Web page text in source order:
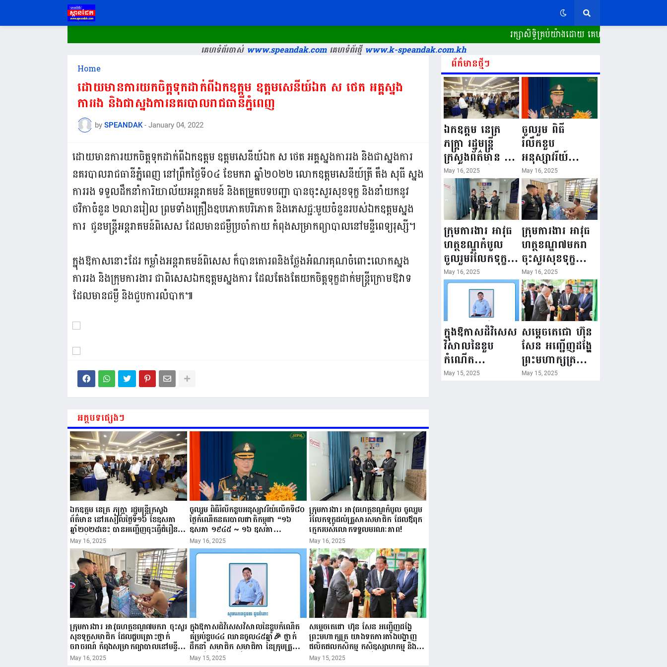
រក្សាសិទ្ធិគ្រប់យ៉ាងដោយ គេហទំព័រ ស្ពានដែក​
គេហទំព័រចាស់www.speandak.comគេហទំព័រថ្មីwww.k-speandak.com.kh
Home
ដោយមានការយកចិត្តទុកដាក់ពីឯកឧត្តម ឧត្តមសេនីយ៍ឯក ស ថេត អគ្គស្នង
ការរង និងជាស្នងការនគរបាលរាជធានីភ្នំពេញ
by SPEANDAK - January 04, 2022
ដោយមានការយកចិត្តទុកដាក់ពីឯកឧត្តម ឧត្តមសេនីយ៍ឯក ស ថេត អគ្គស្នងការរង និងជាស្នងការ
នគរបាលរាជធានីភ្នំពេញ នៅព្រឹកថ្ងៃទី០៤ ខែមករា ឆ្នាំ២០២២ លោកឧត្តមសេនីយ៍ត្រី តឹង សុធី ស្នង
ការរង ទទួលដឹកនាំការិយាល័យអន្តរាគមន៍ និងតម្រួតបទបញ្ជា បានចុះសួរសុខទុក្ខ និងនាំយកនូវ
ថវិកាចំនួន ២លានរៀល ព្រមទាំងគ្រឿងឧបភោគបរិភោគ និងភេសជ្ជ:មួយចំនួនរបស់ឯកឧត្តមស្នង
ការ ជូនមន្ត្រីអន្តរាគមន៍ពិសេស ដែលមានជម្ងឺប្រចាំកាយ កំពុងសម្រាកព្យាបាលនៅមន្ទីពេទ្យរុស្សី។
ក្នុងឱកាសនោះដែរ កម្លាំងអន្តរាគមន៍ពិសេស ក៏បានគោរពនិងថ្លែងអំណរគុណចំពោះលោកស្នង
ការរង និងក្រុមការងារ ជាពិសេសឯកឧត្តមស្នងការ ដែលតែងតែយកចិត្តទុក្ខដាក់មន្ត្រីក្រោមឱវាទ
ដែលមានជម្ងឺ និងជួបការលំបាក៕
អត្ថបទផ្សេងៗ
ឯកឧត្តម នេត្រ ភក្ត្រា រដ្ឋមន្ត្រីក្រសួង
ព័ត៌មាន នៅរសៀលថ្ងៃទី១៦ ខែឧសភា
ឆ្នាំ២០២៥នេះ បានអញ្ជើញចុះធ្វើជំរឿន
ថ្នាក់ដឹកនាំមន្ត្រីរាជការស៉ីវិល នៃក្រសួង
ព័ត៌មាន...
May 16, 2025
ចូលរួម ពិធីរំលឹកខួបអនុស្សាវរីយ៍លើកទី៨០
ថ្ងៃកំណើតនគរបាលជាតិកម្ពុជា “១៦
ឧសភា ១៩៤៥ ~ ១៦ ឧសភា
២០២៥”...
May 16, 2025
ក្រុមការងារ អាវុធហត្ថខណ្ឌកំបូល ចូលរួម
រំលែកទុក្ខដល់គ្រួសារសមាជិក ដែលឪពុក
ក្មេករបស់លោកទទួលមរណៈភាព!
May 16, 2025
ក្រុមការងារ អាវុធហត្ថខណ្ឌ៧មករា ចុះសួរ
សុខទុក្ខសមាជិក ដែលជួបគ្រោះថ្នាក់
ចរាចរណ៍ កំពុងសម្រាកព្យាបាលនៅមន្ទីរ
ពេទ្យ!
May 16, 2025
ក្នុងឱកាសដ៏វិសេសវិសាលនៃខួបកំណើត
គម្រប់ខួប៤៤ ឈានចូល៤៥ឆ្នាំ🎉 ថ្នាក់
ដឹកនាំ សមាជិក សមាជិកា នៃក្រុមគ្រួសារ
កម្មវិធីអាជីវកម្មចល័ត និងកម្មករសំណង់
May 15, 2025
សម្តេចតេជោ ហ៊ុន សែន អញ្ជើញដង្ហែ
ព្រះមហាក្សត្រ យាងទតការតាំងបង្ហាញ
ផលិតផលកសិកម្ម កសិឧស្សាហកម្ម និង
សិប្បកម្ម ក្នុងព្រះរាជពិធីច្រត់ព្រះនង្គ័ល...
May 15, 2025
ព័ត៌មានថ្មីៗ
ឯកឧត្តម នេត្រ
ភក្ត្រា រដ្ឋមន្ត្រី
ក្រសួងព័ត៌មាន នៅ
រសៀលថ្ងៃទី១៦ ខែ
ឧសភា
ឆ្នាំ២០២៥នេះ
បានអញ្ជើញចុះធ្វើ
ជំរឿនថ្នាក់ដឹកនាំ
មន្ត្រីរាជការស៉ីវិល
នៃក្រសួងព័ត៌មាន...
May 16, 2025
ចូលរួម ពិធី
រំលឹកខួប
អនុស្សាវរីយ៍
លើកទី៨០ ថ្ងៃ
កំណើតនគរបាល
ជាតិកម្ពុជា “១៦
ឧសភា ១៩៤៥ ~
១៦ ឧសភា
២០២៥”...
May 16, 2025
ក្រុមការងារ អាវុធ
ហត្ថខណ្ឌកំបូល
ចូលរួមរំលែកទុក្ខ
ដល់គ្រួសារ
សមាជិក ដែល
ឪពុកក្មេករបស់
លោកទទួលមរណៈ
ភាព!
May 16, 2025
ក្រុមការងារ អាវុធ
ហត្ថខណ្ឌ៧មករា
ចុះសួរសុខទុក្ខ
សមាជិក ដែលជួប
គ្រោះថ្នាក់
ចរាចរណ៍ កំពុង
សម្រាកព្យាបាល
នៅមន្ទីរពេទ្យ!
May 16, 2025
ក្នុងឱកាសដ៏វិសេស
វិសាលនៃខួប
កំណើត
គម្រប់ខួប៤៤
May 15, 2025
សម្តេចតេជោ ហ៊ុន
សែន អញ្ជើញដង្ហែ
ព្រះមហាក្សត្រ
យាងទតការតាំង
May 15, 2025